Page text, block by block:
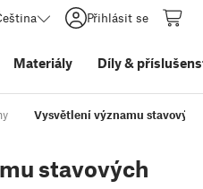
Přihlásit se
Materiály Díly&
Vysvětlení významu
stavových